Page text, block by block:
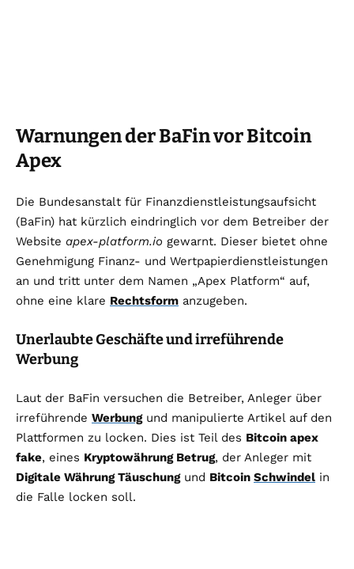
Warnungen der BaFin vor Bitcoin
Apex
Die Bundesanstalt für Finanzdienstleistungsaufsicht
(BaFin) hat kürzlich eindringlich vor dem Betreiber der
Website apex-platform.io gewarnt. Dieser bietet ohne
Genehmigung Finanz- und Wertpapierdienstleistungen
an und tritt unter dem Namen „Apex Platform“ auf,
ohne eine klare Rechtsform anzugeben.
Unerlaubte Geschäfte und irreführende
Werbung
Laut der BaFin versuchen die Betreiber, Anleger über
irreführende Werbungund manipulierte Artikel auf den
Plattformen zu locken. Dies ist Teil des Bitcoin apex
fake, eines Kryptowährung Betrug, der Anleger mit
Digitale Währung Täuschungund Bitcoin Schwindel in
die Falle locken soll.